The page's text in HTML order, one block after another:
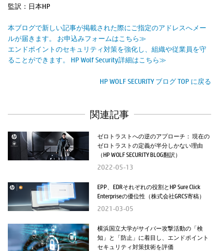
監訳：日本HP
本ブログで新しい記事が掲載された際にご指定のアドレスへメー
ルが届きます。 お申込みフォームはこちら≫
エンドポイントのセキュリティ対策を強化し、組織や従業員を守
ることができます。 HP Wolf Security詳細はこちら≫
HP WOLF SECURITY ブログ TOP に戻る
関連記事
ゼロトラストへの逆のアプローチ： 現在の
ゼロトラストの定義が半分しかない理由
（HP WOLF SECURITY BLOG翻訳）
2022-05-13
EPP、EDRそれぞれの役割とHP Sure Click
Enterpriseの優位性（株式会社GRCS寄稿）
2021-03-05
横浜国立大学がサイバー攻撃活動の「検
知」と「防止」に着目し、エンドポイント
セキュリティ対策技術を評価